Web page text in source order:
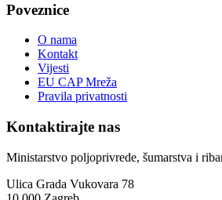
Poveznice
O nama
Kontakt
Vijesti
EU CAP Mreža
Pravila privatnosti
Kontaktirajte nas
Ministarstvo poljoprivrede, šumarstva i
Ulica Grada Vukovara 78